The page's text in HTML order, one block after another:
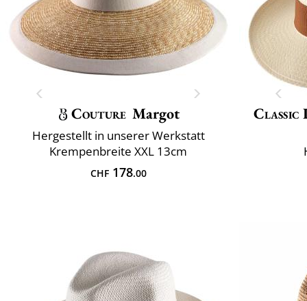
Couture Margot
Hergestellt in unserer Werkstatt
Krempenbreite XXL 13cm
CHF178.00